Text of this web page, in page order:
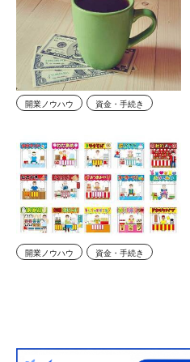
開業ノウハウ 資金・手続き
開業ノウハウ 資金・手続き